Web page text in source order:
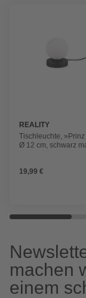
REALITY
Tischleuchte, »Prinz
Ø 12 cm, schwarz
19,99 €
machen
einem